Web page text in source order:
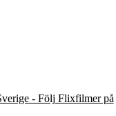
- Följ Flixfilmer på